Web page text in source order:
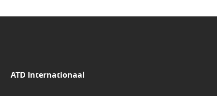
ATD Internationaal